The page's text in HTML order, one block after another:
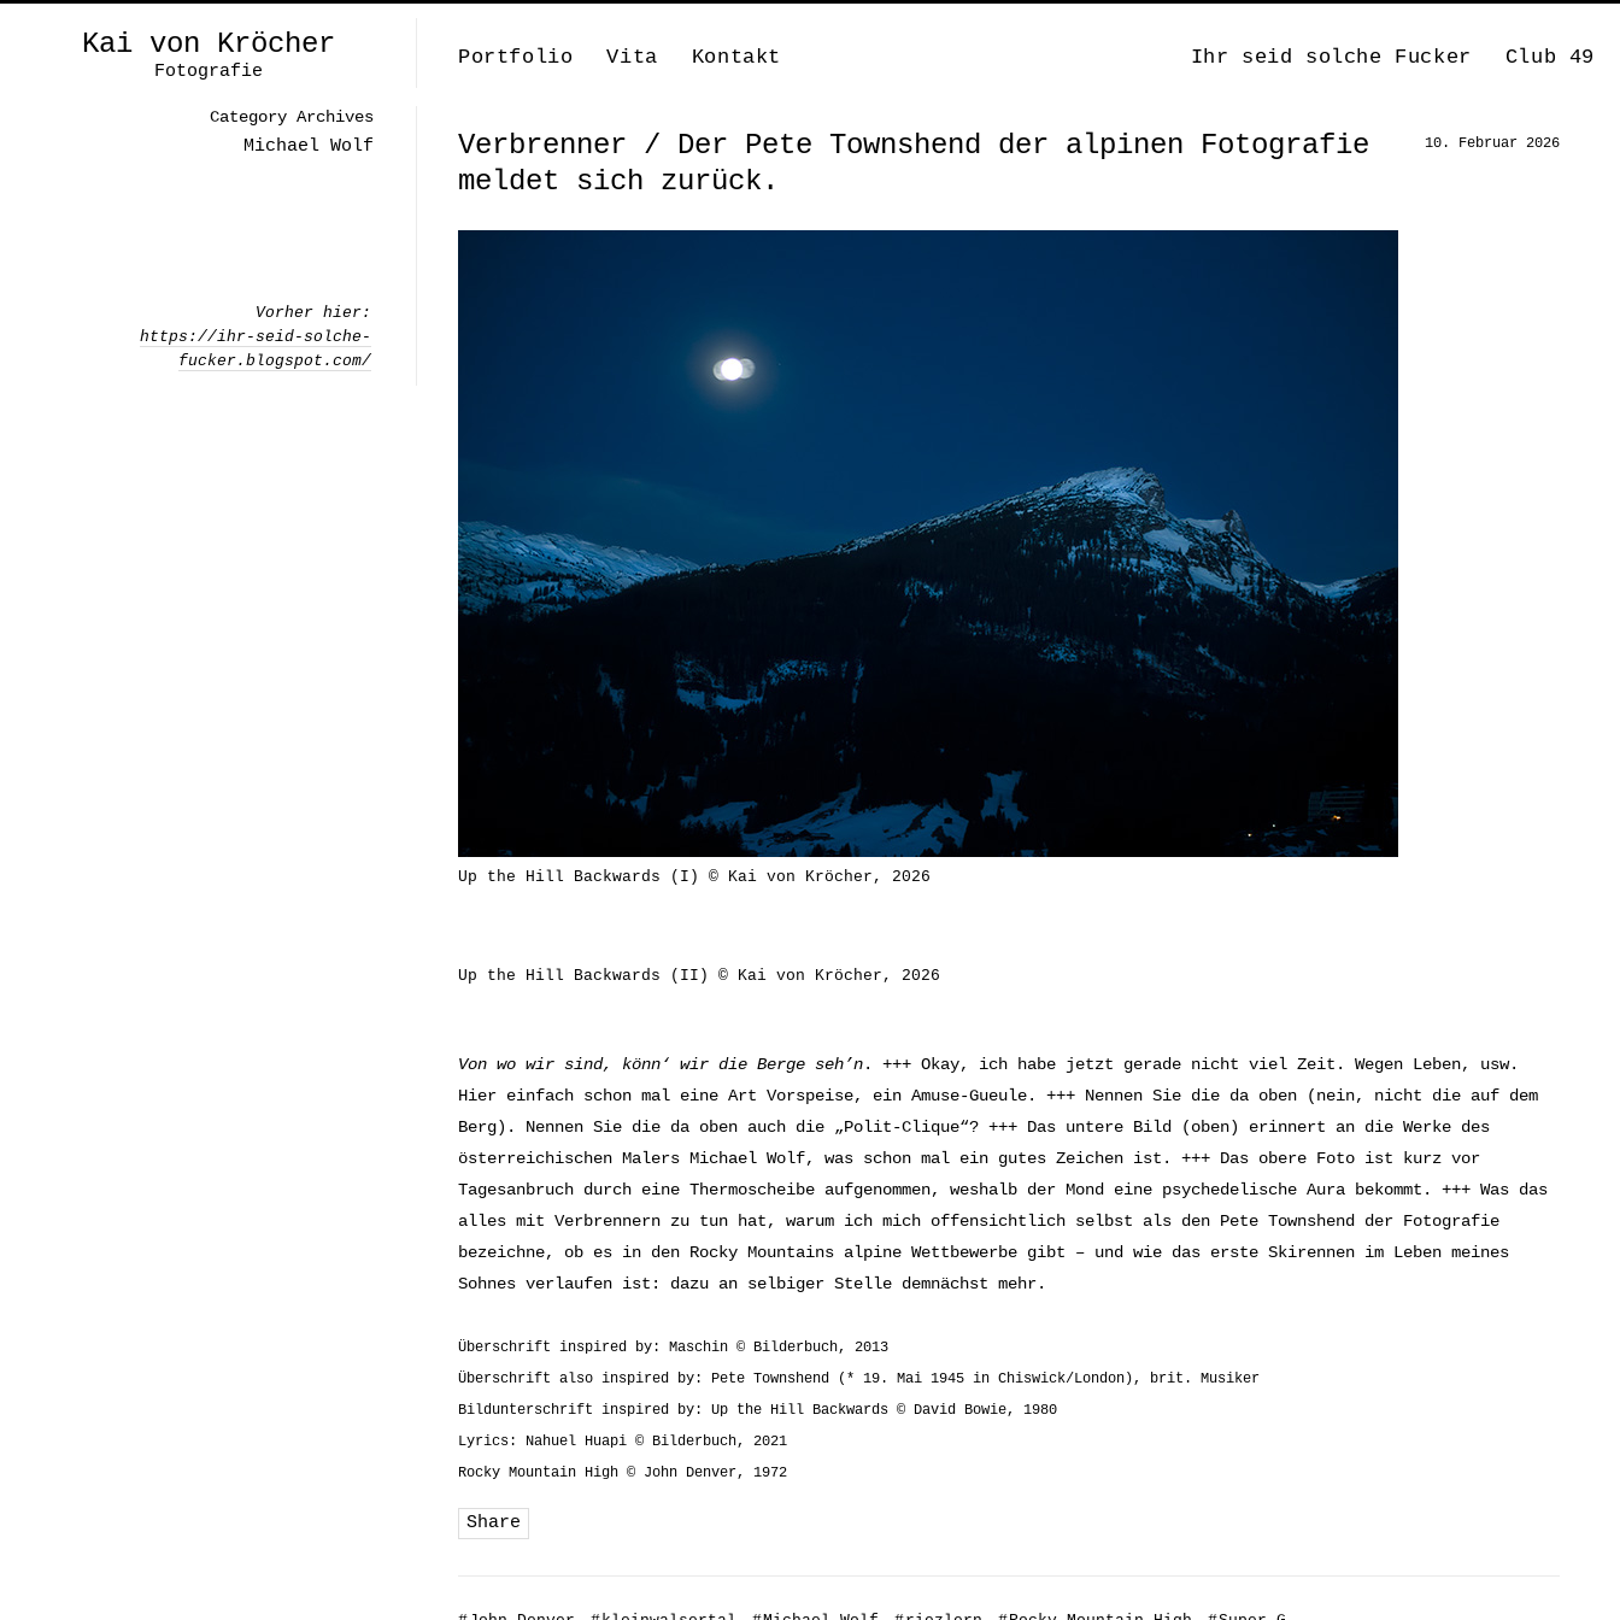
Kai von Kröcher
Fotografie
Portfolio Vita Kontakt Ihr seid solche Fucker Club 49
Verbrenner / Der Pete Townshend der alpinen Fotografie
meldet sich zurück.
10. Februar 2026
Up the Hill Backwards (I) © Kai von Kröcher, 2026
Up the Hill Backwards (II) © Kai von Kröcher, 2026
Von wo wir sind, könn‘ wir die Berge seh’n. +++ Okay, ich habe jetzt gerade nicht viel Zeit. Wegen Leben, usw.
Hier einfach schon mal eine Art Vorspeise, ein Amuse-Gueule. +++ Nennen Sie die da oben (nein, nicht die auf dem
Berg). Nennen Sie die da oben auch die „Polit-Clique“? +++ Das untere Bild (oben) erinnert an die Werke des
österreichischen Malers Michael Wolf, was schon mal ein gutes Zeichen ist. +++ Das obere Foto ist kurz vor
Tagesanbruch durch eine Thermoscheibe aufgenommen, weshalb der Mond eine psychedelische Aura bekommt. +++ Was das
alles mit Verbrennern zu tun hat, warum ich mich offensichtlich selbst als den Pete Townshend der Fotografie
bezeichne, ob es in den Rocky Mountains alpine Wettbewerbe gibt – und wie das erste Skirennen im Leben meines
Sohnes verlaufen ist: dazu an selbiger Stelle demnächst mehr.
Überschrift inspired by: Maschin © Bilderbuch, 2013
Überschrift also inspired by: Pete Townshend (* 19. Mai 1945 in Chiswick/London), brit. Musiker
Bildunterschrift inspired by: Up the Hill Backwards © David Bowie, 1980
Lyrics: Nahuel Huapi © Bilderbuch, 2021
Rocky Mountain High © John Denver, 1972
Share
Category Archives
Michael Wolf
Vorher hier:
https://ihr-seid-solche-
fucker.blogspot.com/